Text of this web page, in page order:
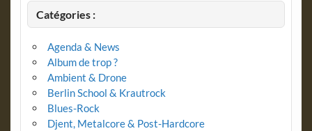
Catégories :
Agenda & News
Album de trop ?
Ambient & Drone
Berlin School & Krautrock
Blues-Rock
Djent, Metalcore & Post-Hardcore